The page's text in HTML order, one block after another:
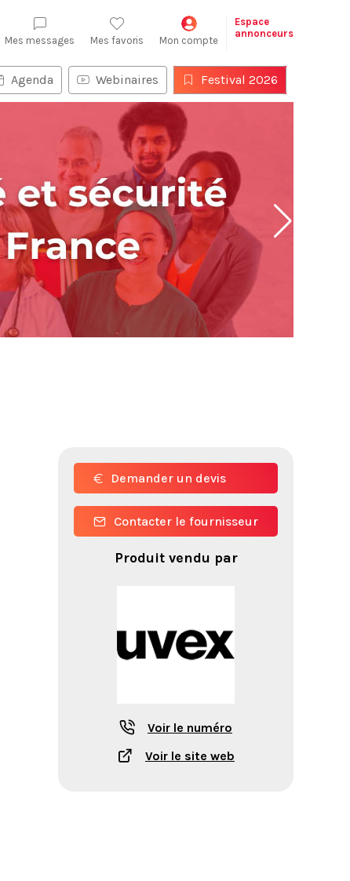
Mes messages Mes favoris Mon compte
Espace
annonceurs
Agenda Webinaires Festival 2026
Demander un devis
Contacter le fournisseur
Produit vendu par
Voir le numéro
Voir le site web